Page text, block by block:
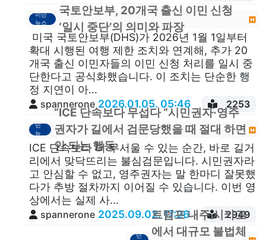
이민
뉴스
국토안보부, 20개국 출신 이민 신청
‘일시 중단’의 의미와 파장
미국 국토안보부(DHS)가 2026년 1월 1일부터
확대 시행된 여행 제한 조치와 연계해, 추가 20
개국 출신 이민자들의 이민 신청 처리를 일시 중
단한다고 공식화했습니다. 이 조치는 단순한 행
정 지연이 아...
spannerone 2026.01.05. 05:46 2253
민
뉴
“ICE 단속보다 무섭다 “시민권자·영주
권자가 길에서 검문당했을 때 절대 하면
안 되는 행동
ICE 단속보다 더 무서울 수 있는 순간, 바로 길거
리에서 맞닥뜨리는 불심검문입니다. 시민권자라
고 안심할 수 없고, 영주권자는 말 한마디 잘못했
다가 추방 절차까지 이어질 수 있습니다. 이번 영
상에서는 실제 사...
spannerone 2025.09.02. 17:26 2949
민
트럼프 내주 시카고
에서 대규모 불법체